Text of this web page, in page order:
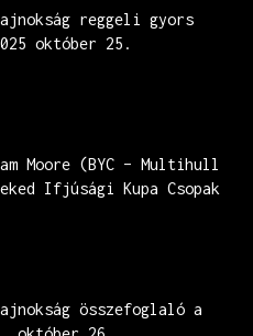
reggeli gyors
október 25.
Moore (BYC – Multihull
Ifjúsági Kupa Csopak
összefoglaló a